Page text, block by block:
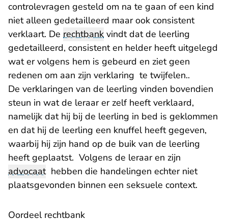
controlevragen gesteld om na te gaan of een kind
niet alleen gedetailleerd maar ook consistent
verklaart. De rechtbank vindt dat de leerling
gedetailleerd, consistent en helder heeft uitgelegd
wat er volgens hem is gebeurd en ziet geen
redenen om aan zijn verklaring te twijfelen..
De verklaringen van de leerling vinden bovendien
steun in wat de leraar er zelf heeft verklaard,
namelijk dat hij bij de leerling in bed is geklommen
en dat hij de leerling een knuffel heeft gegeven,
waarbij hij zijn hand op de buik van de leerling
heeft geplaatst. Volgens de leraar en zijn
advocaathebben die handelingen echter niet
plaatsgevonden binnen een seksuele context.
Oordeel rechtbank